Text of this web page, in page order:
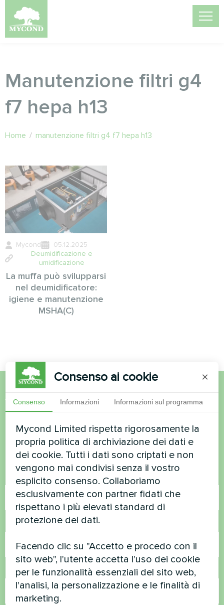
Manutenzione filtri g4
f7 hepa h13
Home / manutenzione filtri g4 f7 hepa h13
Mycond
05.12.2025
Deumidificazione e
umidificazione
La muffa può svilupparsi
nel deumidificatore:
igiene e manutenzione
MSHA(C)
Volete acquistare o avete
domande?
Contattateci e vi aiuteremo
Nome
Numero di telefono
Email
Consenso ai cookie ×
Consenso Informazioni Informazioni sul programma
Mycond Limited rispetta rigorosamente la
propria politica di archiviazione dei dati e
dei cookie. Tutti i dati sono criptati e non
vengono mai condivisi senza il vostro
esplicito consenso. Collaboriamo
esclusivamente con partner fidati che
rispettano i più elevati standard di
protezione dei dati.
Facendo clic su "Accetto e procedo con il
sito web", l'utente accetta l'uso dei cookie
per le funzionalità essenziali del sito web,
l'analisi, la personalizzazione e le finalità di
marketing.